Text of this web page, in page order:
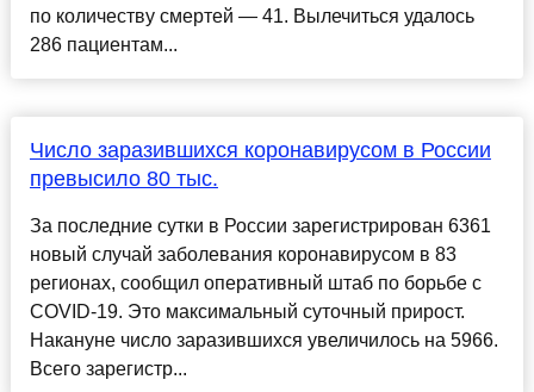
по количеству смертей — 41. Вылечиться удалось
286 пациентам...
Число заразившихся коронавирусом в России
превысило 80 тыс.
За последние сутки в России зарегистрирован 6361
новый случай заболевания коронавирусом в 83
регионах, сообщил оперативный штаб по борьбе с
COVID-19. Это максимальный суточный прирост.
Накануне число заразившихся увеличилось на 5966.
Всего зарегистр...